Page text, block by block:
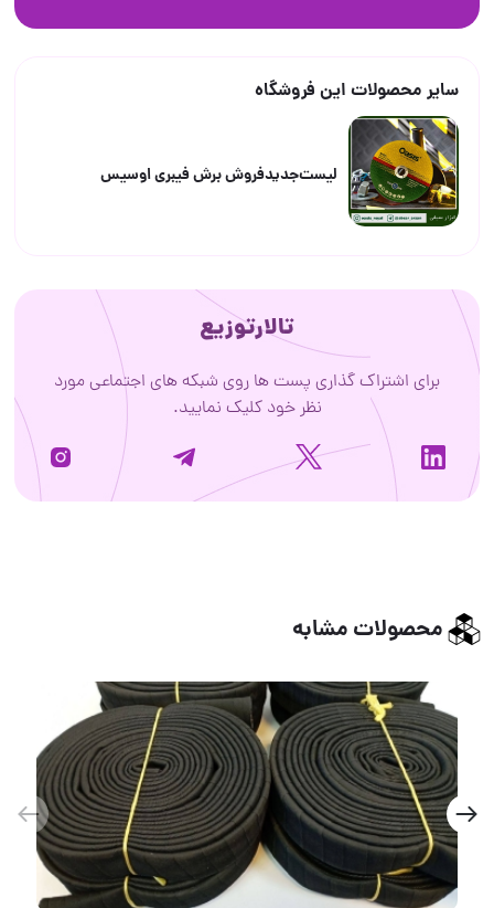
سایر محصولات این فروشگاه
لیست‌جدیدفروش‌ برش فیبری ‌اوسیس
تالارتوزیع
برای اشتراک گذاری پست ها روی شبکه های اجتماعی مورد
نظر خود کلیک نمایید.
محصولات مشابه